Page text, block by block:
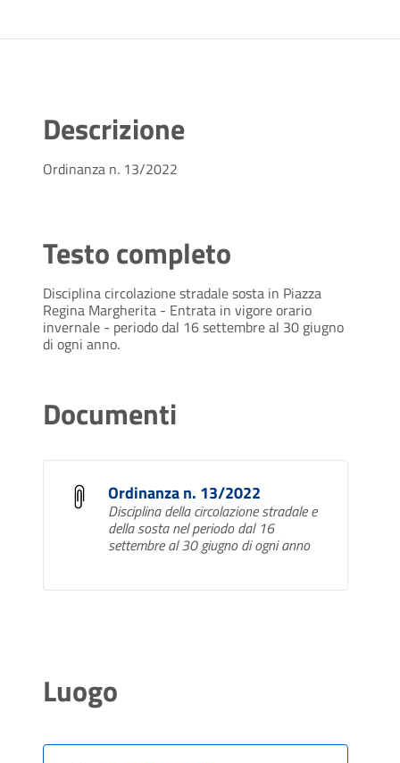
Descrizione
Ordinanza n. 13/2022
Testo completo
Disciplina circolazione stradale sosta in Piazza
Regina Margherita - Entrata in vigore orario
invernale - periodo dal 16settembre al 30 giugno
di ogni anno.
Documenti
Ordinanza n. 13/2022
Disciplina della circolazione stradale e
della sosta nel periodo dal 16
settembre al 30 giugno di ogni anno
Luogo